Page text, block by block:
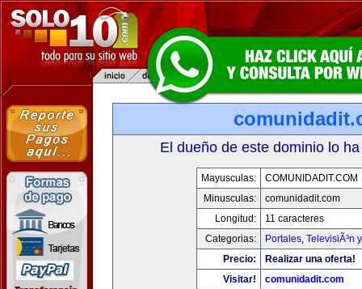
El dueño de este dominio lo
Mayusculas:
COMUNIDADIT.COM
Minusculas:
comunidadit.com
Longitud:
11 caracteres
Categorias:
Portales, TelevisiÃ³n
Precio:
Realizar una oferta!
Visitar!
comunidadit.com